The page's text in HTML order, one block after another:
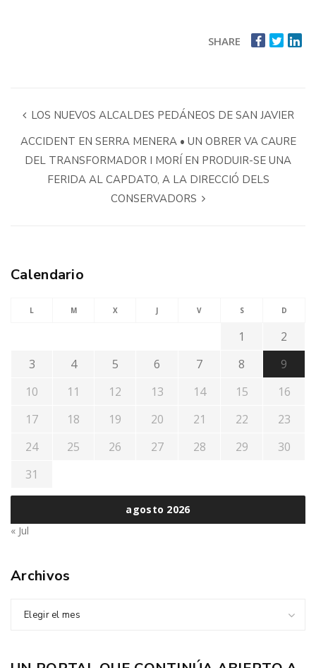
SHARE
LOS NUEVOS ALCALDES PEDÁNEOS DE SAN JAVIER
ACCIDENT EN SERRA MENERA • UN OBRER VA CAURE
DEL TRANSFORMADOR I MORÍ EN PRODUIR-SE UNA
FERIDA AL CAPDATO, A LA DIRECCIÓ DELS
CONSERVADORS
Calendario
agosto 2026
L M X J V S D
1
2
3
4 5 6 7 8
9
10
11 12 13 14 15
16
17
18 19 20 21 22
23
24
25 26 27 28 29
30
31
« Jul
Archivos
Elegir el mes